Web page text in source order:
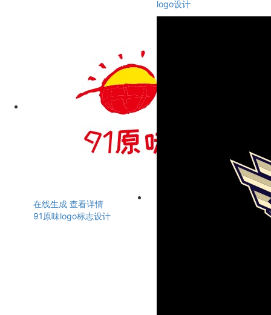
logo设计
在线生成 查看详情
91原味logo标志设计